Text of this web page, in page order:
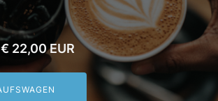
€ 22,00 EUR